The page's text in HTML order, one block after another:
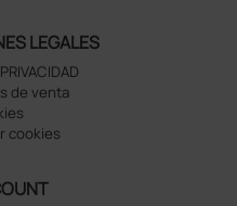
LEGALES
de venta
cookies